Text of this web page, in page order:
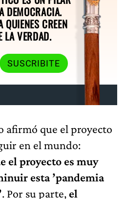
DEMOCRACIA.
QUIENES CREEN
LA VERDAD.
SUSCRIBITE
afirmó que el proyecto
en el mundo:
el proyecto es muy
esta ’pandemia
. Por su parte, el